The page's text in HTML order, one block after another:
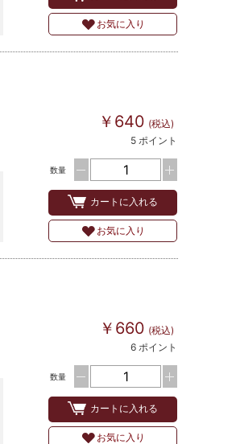
お気に入り
￥640 (税込)
5 ポイント
数量
カートに入れる
お気に入り
￥660 (税込)
6 ポイント
数量
カートに入れる
お気に入り